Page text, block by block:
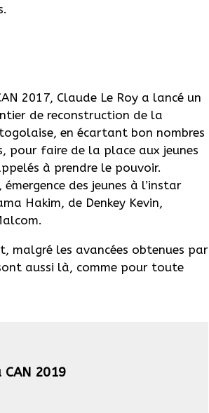
2017, Claude Le Roy a lancé un
de reconstruction de la
en écartant bon nombres
pour faire de la place aux jeunes
à prendre le pouvoir.
des jeunes à l’instar
Hakim, de Denkey Kevin,
malgré les avancées obtenues par
aussi là, comme pour toute
CAN 2019